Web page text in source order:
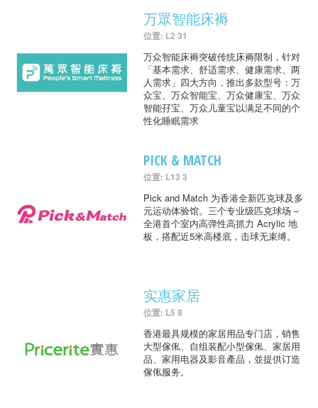
万眾智能床褥
位置: L2 31
万众智能床褥突破传统床褥限制，针对
「基本需求、舒适需求、健康需求、两
人需求」四大方向，推出多款型号：万
众宝、万众智能宝、万众健康宝、万众
智能孖宝、万众儿童宝以满足不同的个
性化睡眠需求
PICK & MATCH
位置: L13 3
Pick and Match 为香港全新匹克球及多
元运动体验馆。三个专业级匹克球场 –
全港首个室内高弹性高抓力 Acrylic 地
板，搭配近5米高楼底，击球无束缚。
实惠家居
位置: L5 8
香港最具规模的家居用品专门店，销售
大型傢俬、自组装配小型傢俬、家居用
品、家用电器及影音產品，並提供订造
傢俬服务。